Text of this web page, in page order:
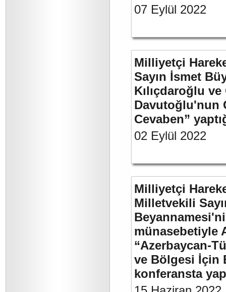
07 Eylül 2022
Milliyetçi
Sayın İsmet
Kılıçdaroğlu
Davutoğlu'nun
Cevaben”
02 Eylül 2022
Milliyetçi
Milletvekili
münasebetiyle
“Azerbaycan-
ve Bölgesi İçin
konferansta